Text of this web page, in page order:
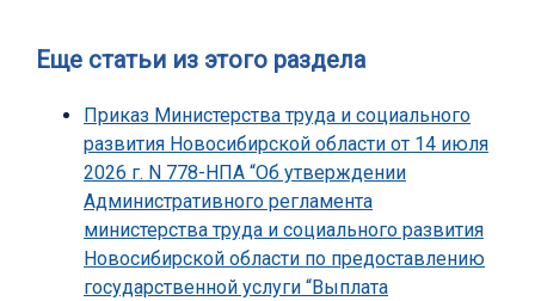
Еще статьи из этого раздела
Приказ Министерства труда и социального
развития Новосибирской области от 14 июля
2026 г. N 778-НПА “Об утверждении
Административного регламента
министерства труда и социального развития
Новосибирской области по предоставлению
государственной услуги “Выплата